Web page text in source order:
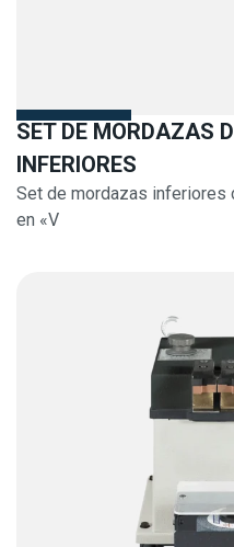
SET DE MORDAZAS
INFERIORES
Set de mordazas inferiores
en «V